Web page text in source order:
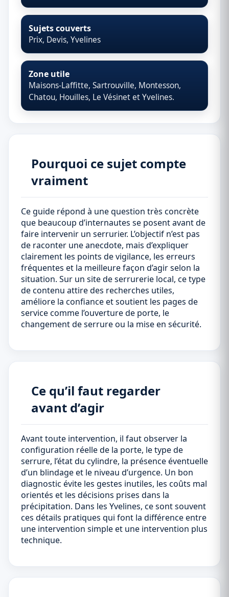
Sujets couverts
Prix, Devis, Yvelines
Zone utile
Maisons-Laffitte, Sartrouville, Montesson,
Chatou, Houilles, Le Vésinet et Yvelines.
Pourquoi ce sujet compte
vraiment
Ce guide répond à une question très concrète
que beaucoup d’internautes se posent avant de
faire intervenir un serrurier. L’objectif n’est pas
de raconter une anecdote, mais d’expliquer
clairement les points de vigilance, les erreurs
fréquentes et la meilleure façon d’agir selon la
situation. Sur un site de serrurerie local, ce type
de contenu attire des recherches utiles,
améliore la confiance et soutient les pages de
service comme l’ouverture de porte, le
changement de serrure ou la mise en sécurité.
Ce qu’il faut regarder
avant d’agir
Avant toute intervention, il faut observer la
configuration réelle de la porte, le type de
serrure, l’état du cylindre, la présence éventuelle
d’un blindage et le niveau d’urgence. Un bon
diagnostic évite les gestes inutiles, les coûts mal
orientés et les décisions prises dans la
précipitation. Dans les Yvelines, ce sont souvent
ces détails pratiques qui font la différence entre
une intervention simple et une intervention plus
technique.